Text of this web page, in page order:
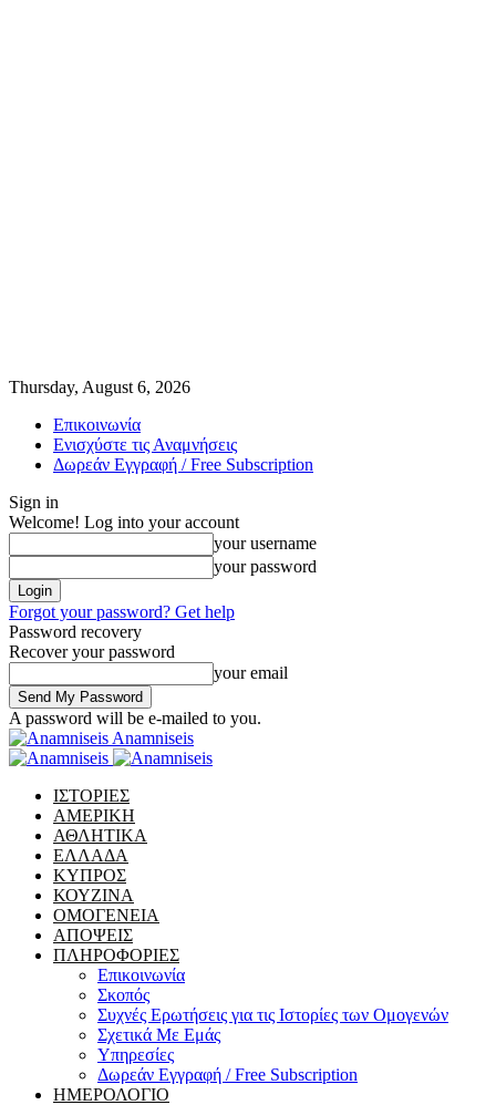
Thursday, August 6, 2026
Επικοινωνία
Ενισχύστε τις Αναμνήσεις
Δωρεάν Εγγραφή / Free Subscription
Sign in
Welcome! Log into your account
your username
your password
Forgot your password? Get help
Password recovery
Recover your password
your email
A password will be e-mailed to you.
Anamniseis
ΙΣΤΟΡΙΕΣ
ΑΜΕΡΙΚΗ
ΑΘΛΗΤΙΚΑ
ΕΛΛΑΔΑ
ΚΥΠΡΟΣ
ΚΟΥΖΙΝΑ
ΟΜΟΓΕΝΕΙΑ
ΑΠΟΨΕΙΣ
ΠΛΗΡΟΦΟΡΙΕΣ
Επικοινωνία
Σκοπός
Συχνές Ερωτήσεις για τις Ιστορίες των Ομογενών
Σχετικά Με Εμάς
Υπηρεσίες
Δωρεάν Εγγραφή / Free Subscription
ΗΜΕΡΟΛΟΓΙΟ